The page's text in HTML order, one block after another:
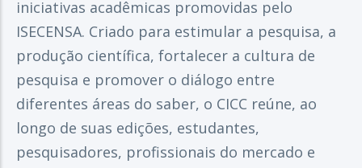
iniciativas acadêmicas promovidas pelo
ISECENSA. Criado para estimular a pesquisa, a
produção científica, fortalecer a cultura de
pesquisa e promover o diálogo entre
diferentes áreas do saber, o CICC reúne, ao
longo de suas edições, estudantes,
pesquisadores, profissionais do mercado e